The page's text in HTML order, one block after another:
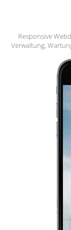
Responsive
Verwaltung,